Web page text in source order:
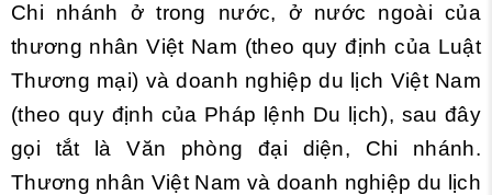
Chi nhánh ở trong nước, ở nước ngoài của
thương nhân Việt Nam (theo quy định của Luật
Thương mại) và doanh nghiệp du lịch Việt Nam
(theo quy định của Pháp lệnh Du lịch), sau đây
gọi tắt là Văn phòng đại diện, Chi nhánh.
Thương nhân Việt Nam và doanh nghiệp du lịch